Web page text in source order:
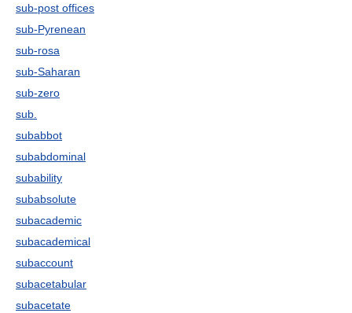
sub-post offices
sub-Pyrenean
sub-rosa
sub-Saharan
sub-zero
sub.
subabbot
subabdominal
subability
subabsolute
subacademic
subacademical
subaccount
subacetabular
subacetate